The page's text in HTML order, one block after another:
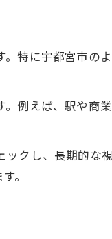
特に宇都宮市の
例えば、駅や商
クし、長期的な
。